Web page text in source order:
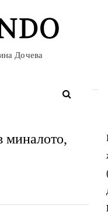
Дочева
миналото,